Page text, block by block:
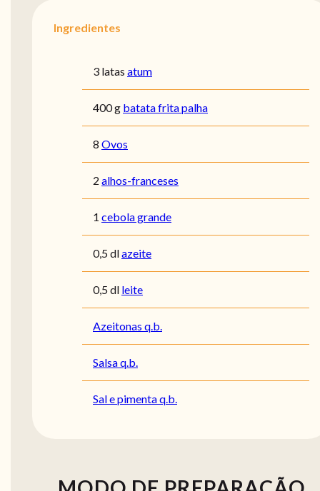
Ingredientes
3 latas atum
400 g batata frita palha
8 Ovos
2 alhos-franceses
1 cebola grande
0,5 dlazeite
0,5 dl leite
Azeitonas q.b.
Salsa q.b.
Sal e pimenta q.b.